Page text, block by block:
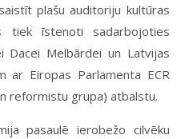
plašu auditoriju kultūras
tiek īstenoti sadarbojoties
Dacei Melbārdei un Latvijas
ar Eiropas Parlamenta ECR
reformistu grupa) atbalstu.
pasaulē ierobežo cilvēku